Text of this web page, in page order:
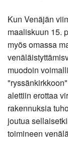
Kun Venäjän
maaliskuun 15.
myös omassa
muodoin
alettiin erottaa
rakennuksia
joutua
toimineen